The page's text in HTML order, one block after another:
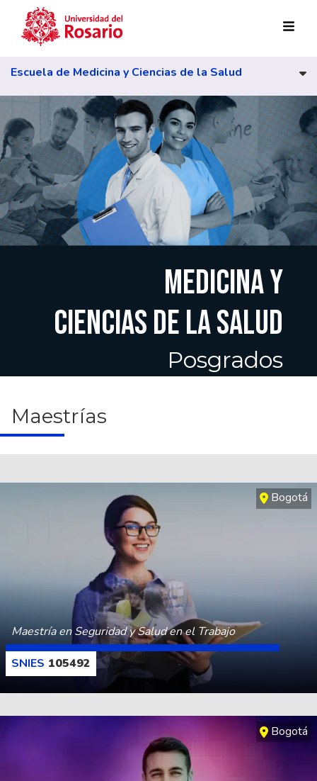
Pasar al contenido principal
Escuela de Medicina y Ciencias de la Salud
MEDICINA Y
CIENCIAS DE LA SALUD
Posgrados
Maestrías
Bogotá
Maestría en Seguridad y Salud en el Trabajo
105492
CONOCE MÁS
Bogotá